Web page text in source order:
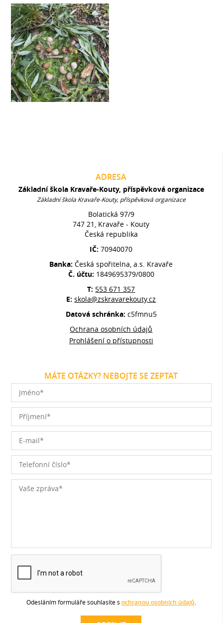
ADRESA
Základní škola Kravaře-Kouty, příspěvková organizace
Základní škola Kravaře-Kouty, příspěvková organizace
Bolatická 97/9
747 21, Kravaře - Kouty
Česká republika
IČ:70940070
Banka:Česká spořitelna, a.s. Kravaře
Č. účtu: 1849695379/0800
T: 553 671 357
E:skola@zskravarekouty.cz
Datová schránka: c5fmnu5
Ochrana osobních údajů
Prohlášení o přístupnosti
MÁTE OTÁZKY? NEBOJTE SE ZEPTAT
Odesláním formuláře souhlasíte s ochranou osobních údajů